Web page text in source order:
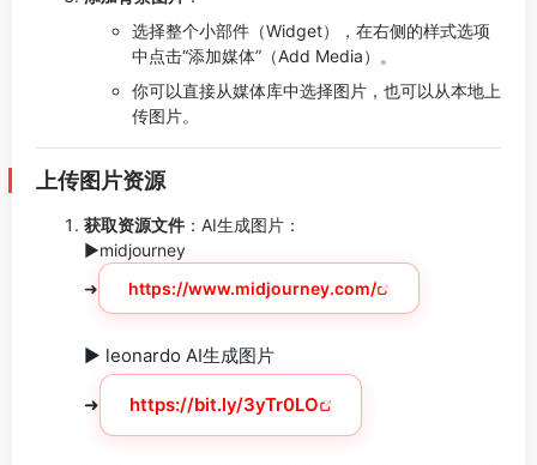
选择整个小部件（Widget），在右侧的样式选项
中点击“添加媒体”（Add Media）。
你可以直接从媒体库中选择图片，也可以从本地上
传图片。
上传图片资源
获取资源文件 ：AI生成图片：
►midjourney
➜
https://www.midjourney.com/
► leonardo AI生成图片
➜ https://bit.ly/3yTr0LO